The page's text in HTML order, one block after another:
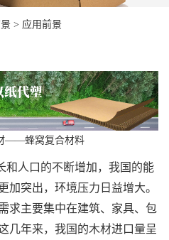
> 应用前景
——蜂窝复合材料
和人口的不断增加，我国的能
加突出，环境压力日益增大。
求主要集中在建筑、家具、包
几年来，我国的木材进口量呈